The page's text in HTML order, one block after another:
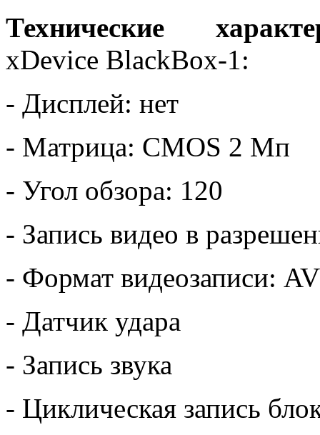
Технические
xDevice BlackBox-1:
- Дисплей: нет
- Матрица: CMOS 2 Мп
- Угол обзора: 120
- Запись видео в
- Формат видеозаписи:
- Датчик удара
- Запись звука
- Циклическая запись